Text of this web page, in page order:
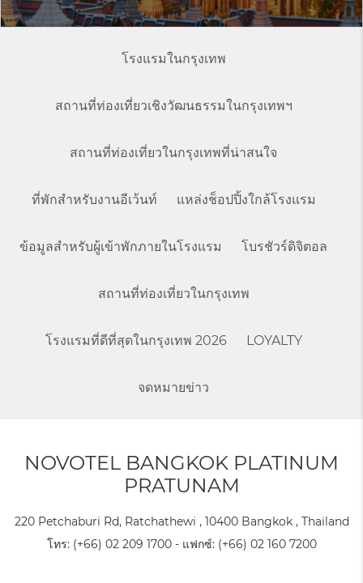
โรงแรมในกรุงเทพ
สถานที่ท่องเที่ยวเชิงวัฒนธรรมในกรุงเทพฯ
สถานที่ท่องเที่ยวในกรุงเทพที่น่าสนใจ
ที่พักสำหรับงานอีเว้นท์ แหล่งช็อปปิ้งใกล้โรงแรม
ข้อมูลสำหรับผู้เข้าพักภายในโรงแรม โบรชัวร์ดิจิตอล
สถานที่ท่องเที่ยวในกรุงเทพ
โรงแรมที่ดีที่สุดในกรุงเทพ 2026 LOYALTY
จดหมายข่าว
NOVOTEL BANGKOK PLATINUM
PRATUNAM
220 Petchaburi Rd, Ratchathewi , 10400 Bangkok , Thailand
โทร: (+66) 02 209 1700- แฟกซ์: (+66) 02 160 7200